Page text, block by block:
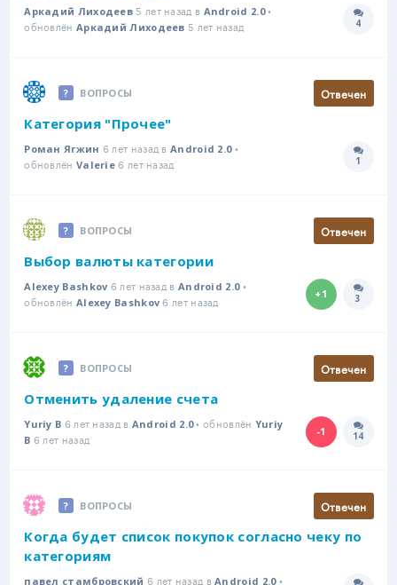
Аркадий Лиходеев 5 лет назад в Android 2.0•
обновлён Аркадий Лиходеев 5 лет назад 4
ВОПРОСЫ Отвечен
Категория "Прочее"
Роман Ягжин 6 лет назад вAndroid 2.0•
обновлён Valerie 6 лет назад 1
ВОПРОСЫ Отвечен
Выбор валюты категории
Alexey Bashkov 6 лет назад в Android 2.0•
обновлён Alexey Bashkov 6 лет назад +1 3
ВОПРОСЫ Отвечен
Отменить удаление счета
Yuriy B 6 лет назад в Android 2.0• обновлён Yuriy
B 6 лет назад -1 14
ВОПРОСЫ Отвечен
Когда будет список покупок согласно чеку по
категориям
павел стамбровский 6 лет назад вAndroid 2.0•